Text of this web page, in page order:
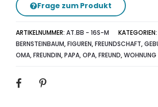
Frage zum Produkt
ARTIKELNUMMER:AT.BB - 16S-M
BERNSTEINBAUM,FIGUREN,FREUNDSCHAFT,
OMA, FREUNDIN,PAPA, OPA, FREUND,WOHNUNG
SHARE